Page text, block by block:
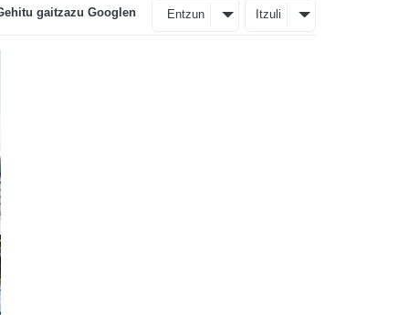
gaitzazu Googlen Entzun Itzuli